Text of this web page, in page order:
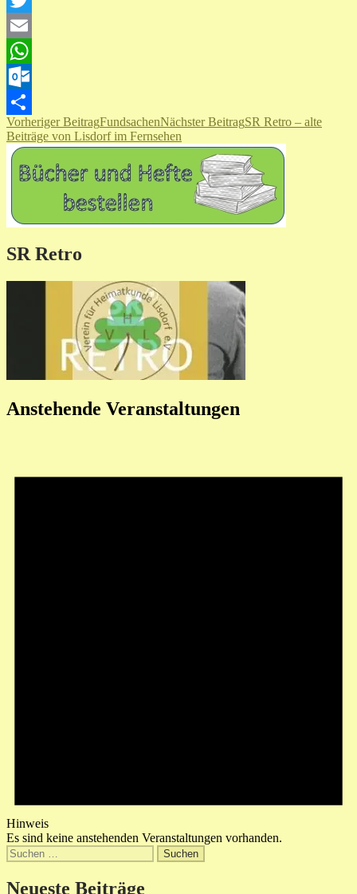
Twitter
Email
WhatsApp
Outlook.com
Teilen
Beitragsnavigation
Vorheriger BeitragFundsachenNächster BeitragSR Retro – alte
Beiträge von Lisdorf im Fernsehen
SR Retro
Anstehende Veranstaltungen
Hinweis
Es sind keine anstehenden Veranstaltungen vorhanden.
Suchen
nach:
Neueste Beiträge